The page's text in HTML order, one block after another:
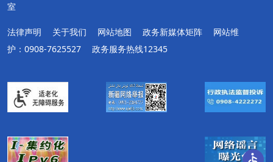
室
法律声明 关于我们 网站地图 政务新媒体矩阵
网站维
护：0908-7625527
政务服务热线12345